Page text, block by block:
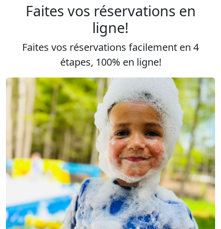
Faites vos réservations en
ligne!
Faites vos réservations facilement en 4
étapes, 100% en ligne!